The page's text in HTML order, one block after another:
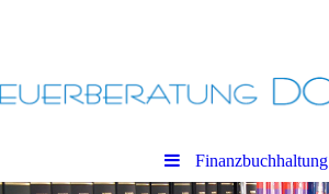
Finanzbuchhaltung